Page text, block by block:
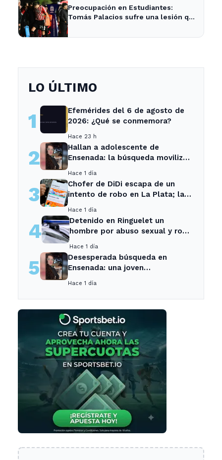
Preocupación en Estudiantes:
Tomás Palacios sufre una lesión que
LO ÚLTIMO
1
Efemérides del 6 de agosto de
2026: ¿Qué se conmemora?
Hace 23 h
2
Hallan a adolescente de
Ensenada: la búsqueda movilizó
Hace 1 día
3
Chofer de DiDi escapa de un
intento de robo en La Plata; la
Hace 1 día
4
Detenido en Ringuelet un
hombre por abuso sexual y robo
Hace 1 día
5
Desesperada búsqueda en
Ensenada: una joven
Hace 1 día